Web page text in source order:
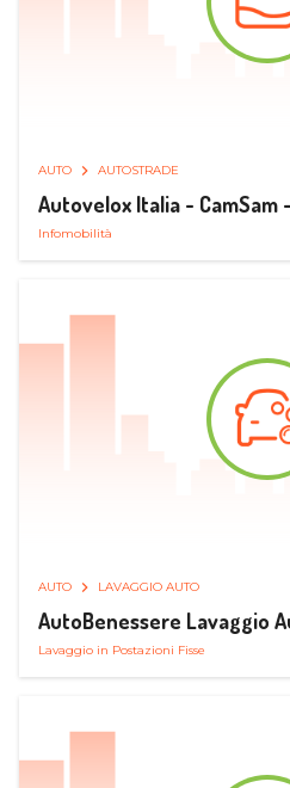
AUTO AUTOSTRADE
Autovelox Italia - CamSam
Infomobilità
AUTO LAVAGGIO AUTO
AutoBenessere Lavaggio
Lavaggio in Postazioni Fisse